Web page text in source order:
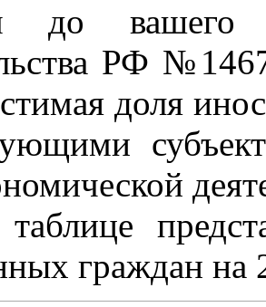
до вашего
РФ
доля
граждан на